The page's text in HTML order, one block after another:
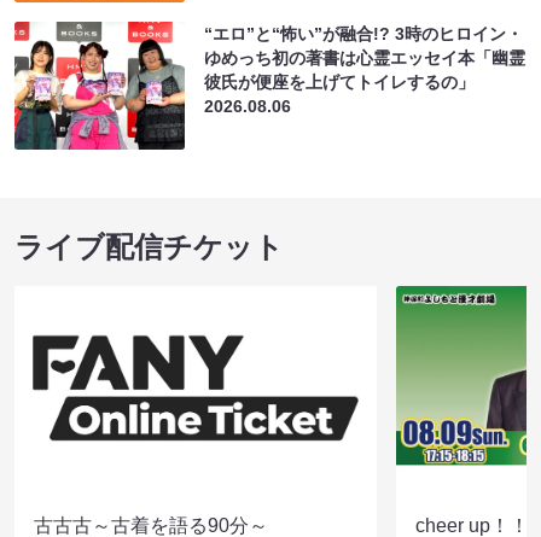
“エロ”と“怖い”が融合!? 3時のヒロイン・
ゆめっち初の著書は心霊エッセイ本「幽霊
彼氏が便座を上げてトイレするの」
2026.08.06
ライブ配信チケット
古古古～古着を語る90分～
cheer up！